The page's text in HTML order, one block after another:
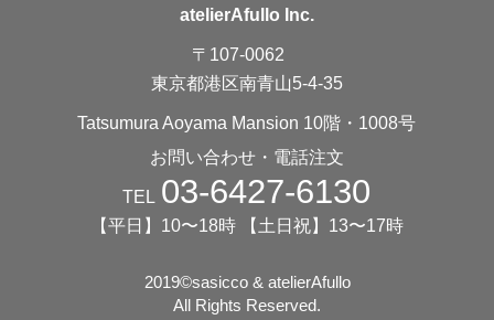
atelierAfullo Inc.
〒107-0062
東京都港区南青山5-4-35
Tatsumura Aoyama Mansion 10階・1008号
お問い合わせ・電話注文
TEL 03-6427-6130
【平日】10〜18時 【土日祝】13〜17時
2019©️sasicco & atelierAfullo
All Rights Reserved.